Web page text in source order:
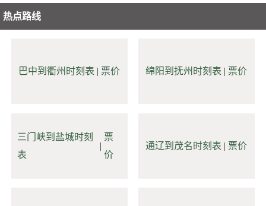
热点路线
巴中到衢州时刻表 |票价 绵阳到抚州时刻表 |票价
三门峡到盐城时刻
表
|
票
价
通辽到茂名时刻表 |票价